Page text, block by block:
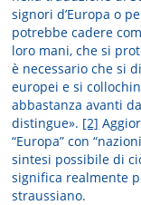
signori d’Europa o
potrebbe cadere
loro mani, che si
è necessario che si
europei e si
abbastanza avanti
distingue». [2]
“Europa” con
sintesi possibile di
significa realmente
straussiano.